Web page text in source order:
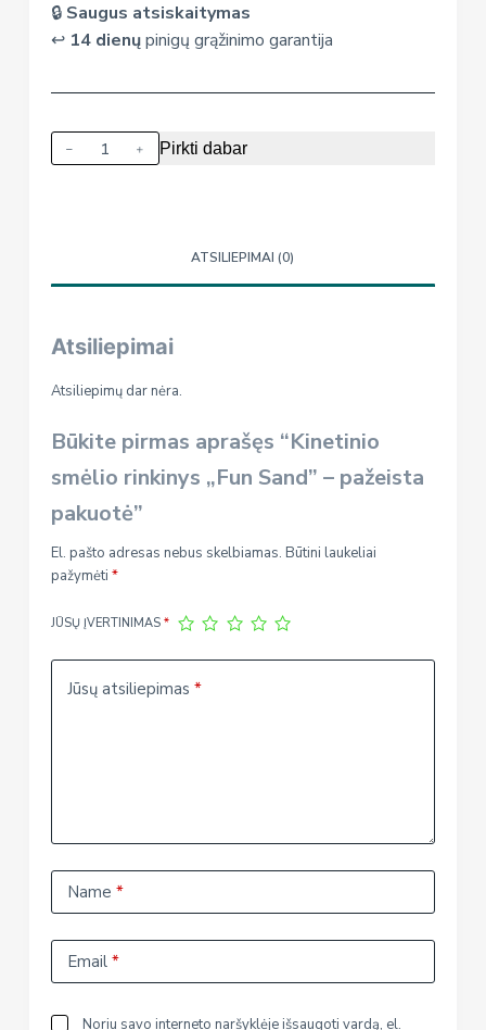
🔒 Saugus atsiskaitymas
↩️ 14 dienųpinigų grąžinimo garantija
produkto
kiekis:
pažeista
Pirkti dabar
ATSILIEPIMAI (0)
Atsiliepimai
Atsiliepimų dar nėra.
Būkite pirmas aprašęs “Kinetinio
smėlio rinkinys „Fun Sand” – pažeista
pakuotė”
El. pašto adresas nebus skelbiamas. Būtini laukeliai
pažymėti *
JŪSŲ ĮVERTINIMAS *
Jūsų atsiliepimas *
Name *
Email*
Noriu savo interneto naršyklėje išsaugoti vardą, el.